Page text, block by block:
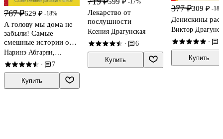
767 ₽629 ₽ -18%
А голову мы дома не
забыли! Самые
смешные истории о
школе
Наринэ Абгарян,
Аркадий Аверченко,
Вера Гамаюн · 7
Купить
-17%
Лекарство от
послушности
Ксения Драгунская
· 6
Купить
377 ₽309 ₽ -
Денискины
Виктор
·
Купить